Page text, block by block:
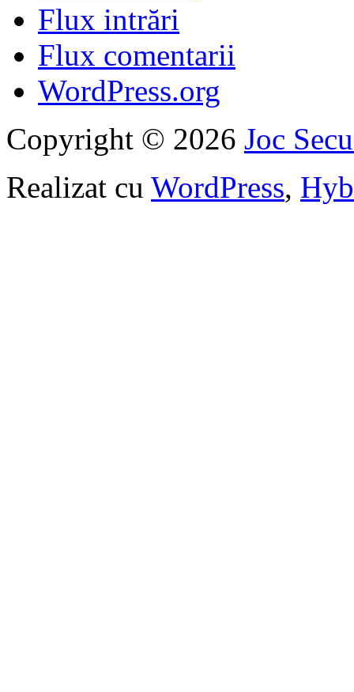
Flux intrări
Flux comentarii
WordPress.org
Copyright © 2026 Joc
Realizat cu WordPress,